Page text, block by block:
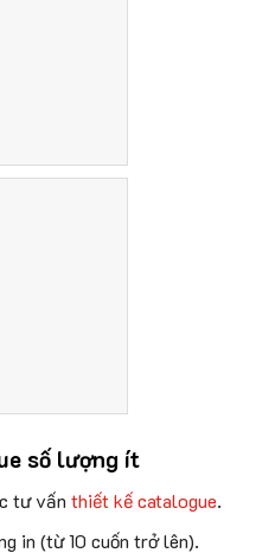
số lượng ít
tư vấn thiết kế catalogue.
in (từ 10 cuốn trở lên).